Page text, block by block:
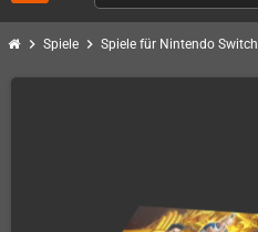
chevron_right Spiele chevron_right Spiele für Nintendo Switch